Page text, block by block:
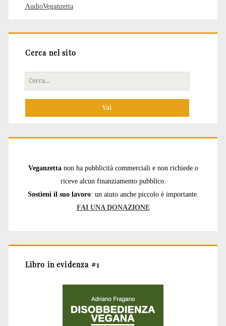
AudioVeganzetta
Cerca nel sito
Cerca
per:
Veganzetta non ha pubblicità commerciali e non richiede o
riceve alcun finanziamento pubblico.
Sostieni il suo lavoro: un aiuto anche piccolo è importante.
FAI UNA DONAZIONE
Libro in evidenza #1